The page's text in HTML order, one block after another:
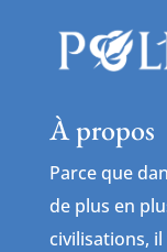
À propos
Parce que
de plus en
civilisations,